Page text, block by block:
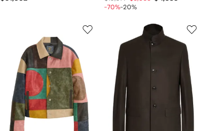
-70%-20%